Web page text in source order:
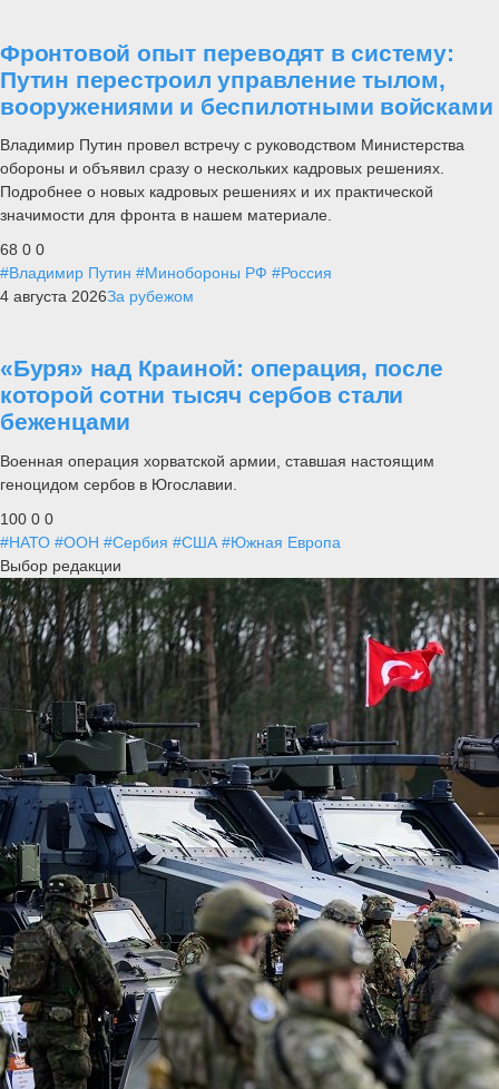
Фронтовой опыт переводят в систему:
Путин перестроил управление тылом,
вооружениями и беспилотными войсками
Владимир Путин провел встречу с руководством Министерства
обороны и объявил сразу о нескольких кадровых решениях.
Подробнее о новых кадровых решениях и их практической
значимости для фронта в нашем материале.
68 0 0
#Владимир Путин #Минобороны РФ #Россия
4 августа 2026За рубежом
«Буря» над Краиной: операция, после
которой сотни тысяч сербов стали
беженцами
Военная операция хорватской армии, ставшая настоящим
геноцидом сербов в Югославии.
100 0 0
#НАТО #ООН #Сербия #США #Южная Европа
Выбор редакции